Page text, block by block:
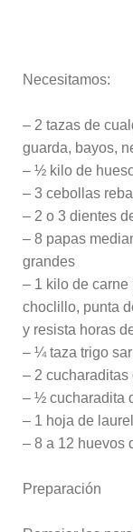
Necesitamos:
– 2 tazas de
guarda, bayos,
– ½ kilo de
– 3 cebollas
– 2 o 3 dientes
– 8 papas
grandes
– 1 kilo de
choclillo, punta
y resista horas
– ¼ taza trigo
– 2 cucharaditas
– ½ cucharadita
– 1 hoja de laurel
– 8 a 12 huevos
Preparación